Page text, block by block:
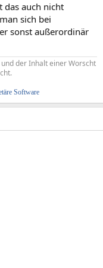
das auch nicht
sich bei
sonst außerordinär
der Inhalt einer Worscht
Software